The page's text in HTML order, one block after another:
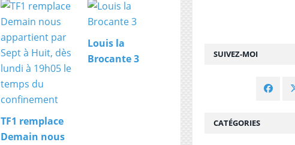
TF1 remplace
Demain nous
Louis la
Brocante 3
SUIVEZ-MOI
CATÉGORIES